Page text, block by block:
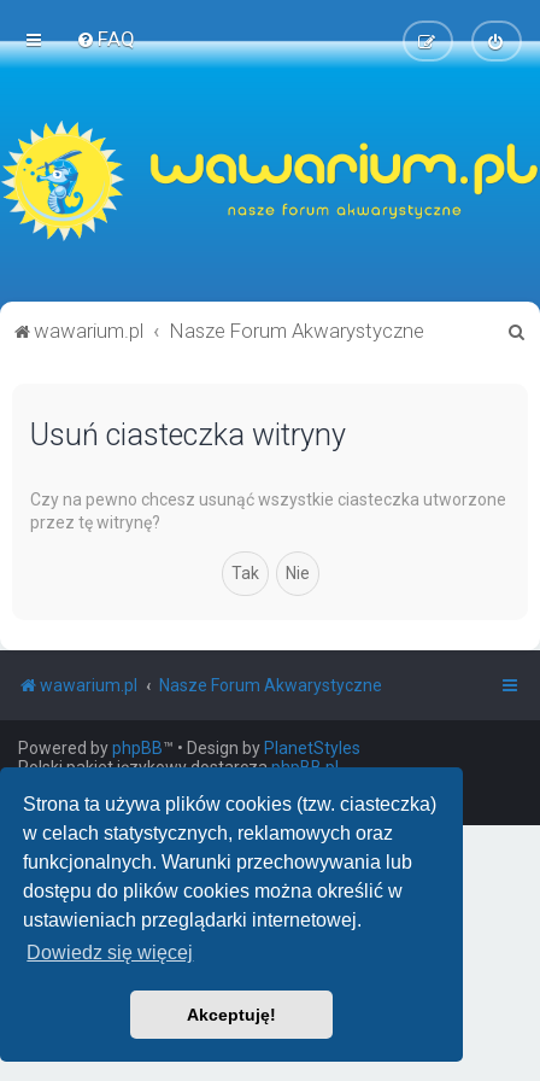
Strona ta używa plików cookies (tzw. ciasteczka)
w celach statystycznych, reklamowych oraz
funkcjonalnych. Warunki przechowywania lub
dostępu do plików cookies można określić w
ustawieniach przeglądarki internetowej.
Dowiedz się więcej
Akceptuję!
FAQ
wawarium.pl Nasze Forum Akwarystyczne
Usuń ciasteczka witryny
Czy na pewno chcesz usunąć wszystkie ciasteczka utworzone
przez tę witrynę?
wawarium.pl Nasze Forum Akwarystyczne
Powered byphpBB™ • Design byPlanetStyles
Polski pakiet językowy dostarczaphpBB.pl